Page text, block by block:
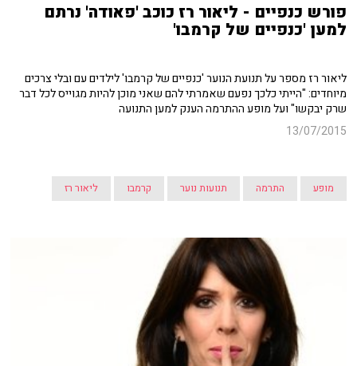
פורש כנפיים - ליאור רז כוכב 'פאודה' נרתם
למען 'כנפיים של קרמבו'
ליאור רז מספר על תנועת הנוער 'כנפיים של קרמבו' לילדים עם ובלי צרכים
מיוחדים: "הייתי כלכך נפעם שאמרתי להם שאני מוכן להיות מגוייס לכל דבר
שרק יבקשו" ועל מופע ההתרמה הענק למען התנועה
13/07/2015
מופע התרמה תנועות נוער קרמבו ליאור רז